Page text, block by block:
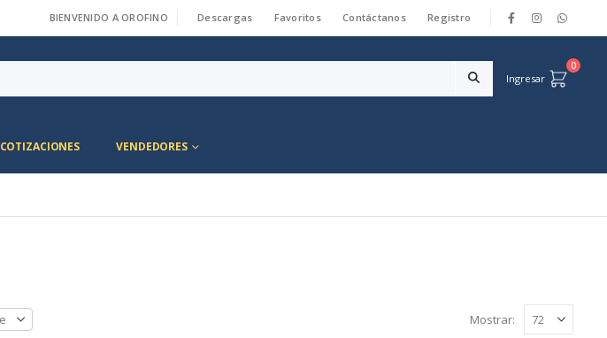
BIENVENIDO A OROFINO Descargas Favoritos Contáctanos Registro
Ingresar
0
COTIZACIONES VENDEDORES
Mostrar: